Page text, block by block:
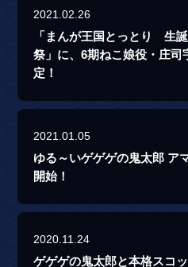
2021.02.26
「まんが王国とっとり 生
祭」に、6期ねこ娘役・庄司
定！
2021.01.05
ゆる～いゲゲゲの鬼太郎 ア
開始！
2020.11.24
ゲゲゲの鬼太郎と本格スコ